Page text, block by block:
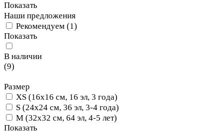
Показать
Наши предложения
Рекомендуем (1)
Показать
В наличии
(9)
Размер
XS (16x16 см, 16 эл, 3 года)
S (24x24 см, 36 эл, 3-4 года)
M (32x32 см, 64 эл, 4-5 лет)
Показать